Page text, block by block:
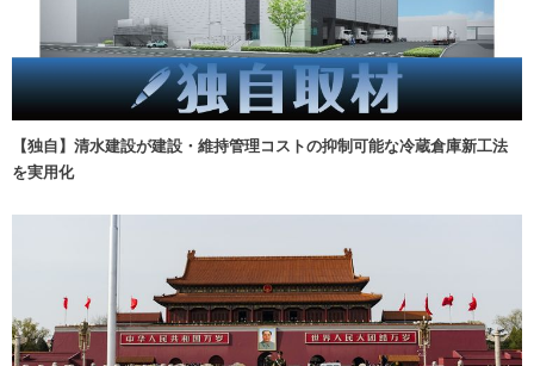
【独自】清水建設が建設・維持管理コストの抑制可能な冷蔵倉庫新工法
を実用化